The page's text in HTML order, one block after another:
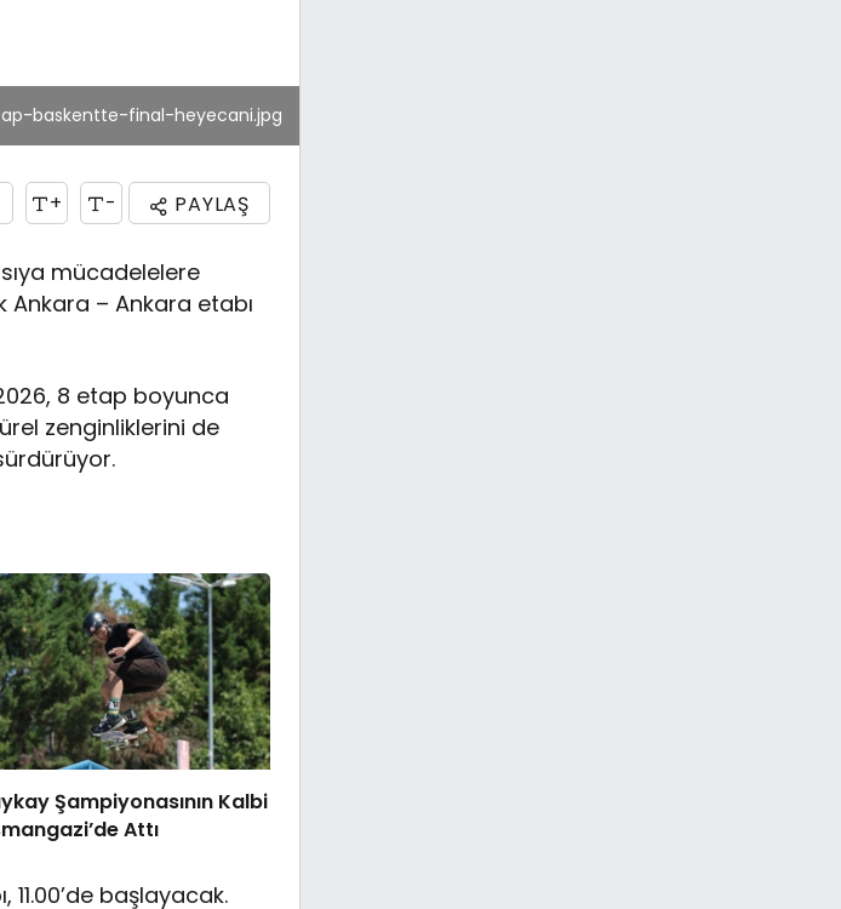
baskentte-final-heyecani.jpg
+ - PAYLAŞ
mücadelelere
Ankara – Ankara etabı
8 etap boyunca
zenginliklerini de
Şampiyonasının Kalbi
Attı
başlayacak.